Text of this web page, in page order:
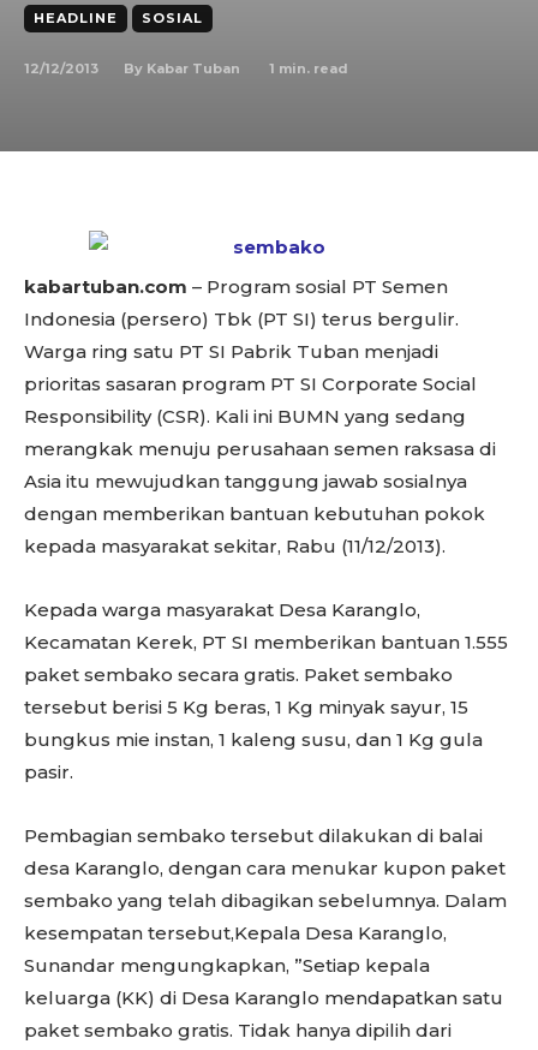
HEADLINE SOSIAL
12/12/2013 By Kabar Tuban 1 min. read
kabartuban.com – Program sosial PT Semen
Indonesia (persero) Tbk (PT SI) terus bergulir.
Warga ring satu PT SI Pabrik Tuban menjadi
prioritas sasaran program PT SI Corporate Social
Responsibility (CSR). Kali ini BUMN yang sedang
merangkak menuju perusahaan semen raksasa di
Asia itu mewujudkan tanggung jawab sosialnya
dengan memberikan bantuan kebutuhan pokok
kepada masyarakat sekitar, Rabu (11/12/2013).
Kepada warga masyarakat Desa Karanglo,
Kecamatan Kerek, PT SI memberikan bantuan 1.555
paket sembako secara gratis. Paket sembako
tersebut berisi 5 Kg beras, 1 Kg minyak sayur, 15
bungkus mie instan, 1 kaleng susu, dan 1 Kg gula
pasir.
Pembagian sembako tersebut dilakukan di balai
desa Karanglo, dengan cara menukar kupon paket
sembako yang telah dibagikan sebelumnya. Dalam
kesempatan tersebut,Kepala Desa Karanglo,
Sunandar mengungkapkan, ”Setiap kepala
keluarga (KK) di Desa Karanglo mendapatkan satu
paket sembako gratis. Tidak hanya dipilih dari